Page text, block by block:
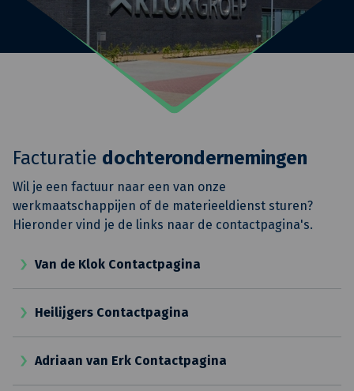
Facturatie dochterondernemingen
Wil je een factuur naar een van onze
werkmaatschappijen of de materieeldienst sturen?
Hieronder vind je de links naar de contactpagina's.
Van de Klok Contactpagina
Heilijgers Contactpagina
Adriaan van Erk Contactpagina